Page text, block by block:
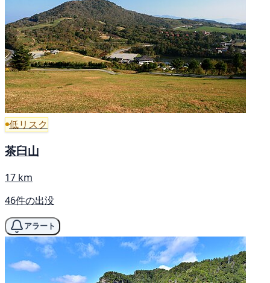
低リスク
茶臼山
17 km
46件の出没
アラート